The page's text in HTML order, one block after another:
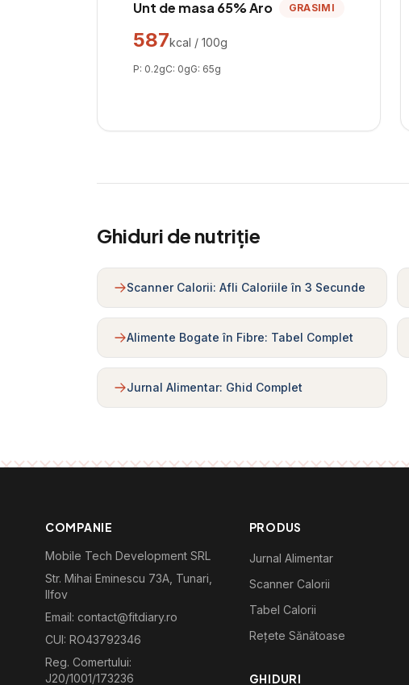
Unt de masa 65% Aro GRASIMI
587kcal / 100g
P: 0.2gC: 0gG: 65g
Ghiduri de nutriție
Scanner Calorii: Afli Caloriile în 3 Secunde
Alimente Bogate în Fibre: Tabel Complet
Jurnal Alimentar: Ghid Complet
COMPANIE
Mobile Tech Development SRL
Str. Mihai Eminescu 73A, Tunari,
Ilfov
Email: contact@fitdiary.ro
CUI: RO43792346
Reg. Comertului:
J20/1001/173236
PRODUS
Jurnal Alimentar
Scanner Calorii
Tabel Calorii
Rețete Sănătoase
GHIDURI